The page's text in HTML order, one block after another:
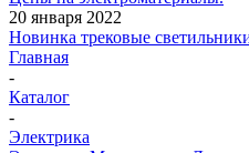
20 января 2022
Новинка трековые
Главная
-
Каталог
-
Электрика